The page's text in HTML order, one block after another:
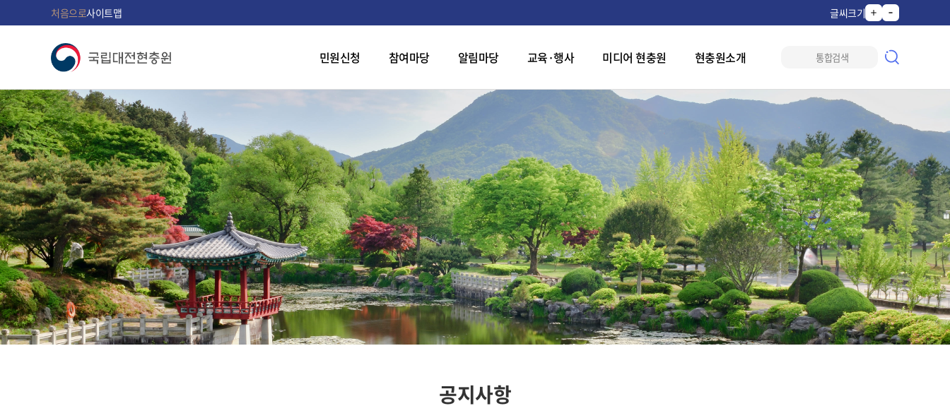
처음으로사이트맵 글씨크기
민원신청 참여마당 알림마당 교육·행사 미디어 현충원 현충원소개
공지사항